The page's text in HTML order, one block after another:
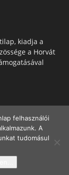
kiadja a
a Horvát
felhasználói
A
tudomásul